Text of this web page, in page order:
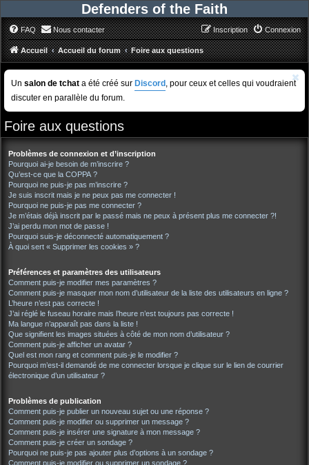
Defenders of the Faith
FAQ Nous contacter Connexion
Inscription
Accueil Accueil du forum Foire aux questions
Un salon de tchat a été créé sur Discord , pour ceux et celles qui voudraient
discuter en parallèle du forum.
Foire aux questions
Problèmes de connexion et d’inscription
Pourquoi ai-je besoin de m’inscrire ?
Qu’est-ce que la COPPA ?
Pourquoi ne puis-je pas m’inscrire ?
Je suis inscrit mais je ne peux pas me connecter !
Pourquoi ne puis-je pas me connecter ?
Je m’étais déjà inscrit par le passé mais ne peux à présent plus me connecter ?!
J’ai perdu mon mot de passe !
Pourquoi suis-je déconnecté automatiquement ?
À quoi sert « Supprimer les cookies » ?
Préférences et paramètres des utilisateurs
Comment puis-je modifier mes paramètres ?
Comment puis-je masquer mon nom d’utilisateur de la liste des utilisateurs en ligne ?
L’heure n’est pas correcte !
J’ai réglé le fuseau horaire mais l’heure n’est toujours pas correcte !
Ma langue n’apparaît pas dans la liste !
Que signifient les images situées à côté de mon nom d’utilisateur ?
Comment puis-je afficher un avatar ?
Quel est mon rang et comment puis-je le modifier ?
Pourquoi m’est-il demandé de me connecter lorsque je clique sur le lien de courrier
électronique d’un utilisateur ?
Problèmes de publication
Comment puis-je publier un nouveau sujet ou une réponse ?
Comment puis-je modifier ou supprimer un message ?
Comment puis-je insérer une signature à mon message ?
Comment puis-je créer un sondage ?
Pourquoi ne puis-je pas ajouter plus d’options à un sondage ?
Comment puis-je modifier ou supprimer un sondage ?